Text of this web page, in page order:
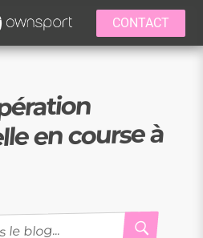
CONTACT
en course à